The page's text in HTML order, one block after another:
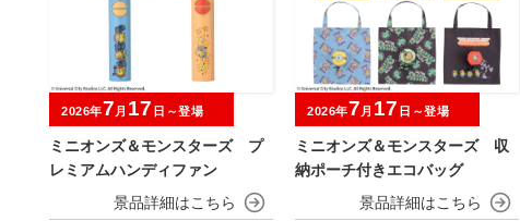
ミニオンズ＆モンスターズ プ
レミアムハンディファン
2026年7 月 17 日～登場
ミニオンズ＆モンスターズ 収
納ポーチ付きエコバッグ
2026年7 月 17 日～登場